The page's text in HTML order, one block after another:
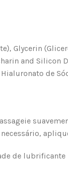
Glycerin
and
de
de